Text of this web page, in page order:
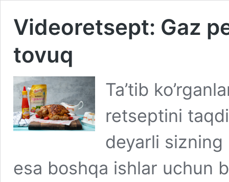
Videoretsept: Gaz
tovuq
Ta’tib
retseptini
deyarli
esa boshqa ishlar uchun